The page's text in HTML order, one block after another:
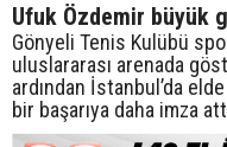
Ufuk Özdemir büyük
Gönyeli Tenis Kulübü
uluslararası arenada
ardından İstanbul’da
bir başarıya daha imza